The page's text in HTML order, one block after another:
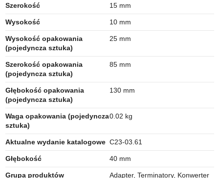
Szerokość 15 mm
Wysokość 10 mm
Wysokość opakowania
(pojedyncza sztuka)
25 mm
Szerokość opakowania
(pojedyncza sztuka)
85 mm
Głębokość opakowania
(pojedyncza sztuka)
130 mm
Waga opakowania (pojedyncza
sztuka)
0.02 kg
Aktualne wydanie katalogowe C23-03.61
Głębokość 40 mm
Grupa produktów Adapter, Terminatory, Konwerter